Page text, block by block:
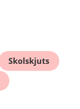
Skolskjuts